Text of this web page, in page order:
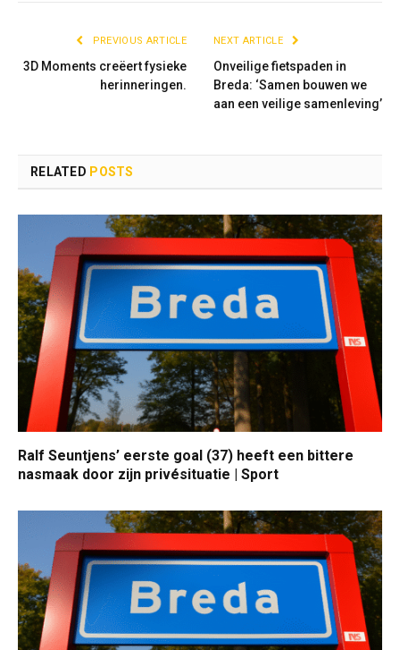
PREVIOUS ARTICLE
3D Moments creëert fysieke
herinneringen.
NEXT ARTICLE
Onveilige fietspaden in
Breda: ‘Samen bouwen we
aan een veilige samenleving’
RELATED POSTS
Ralf Seuntjens’ eerste goal (37) heeft een bittere
nasmaak door zijn privésituatie | Sport